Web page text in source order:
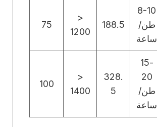
8-10
طن/
ساعة
188.5
<
1200
75
15-
20
طن/
ساعة
328.
5
<
1400
100